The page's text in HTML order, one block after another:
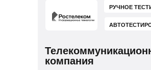
компания
РУЧНОЕ